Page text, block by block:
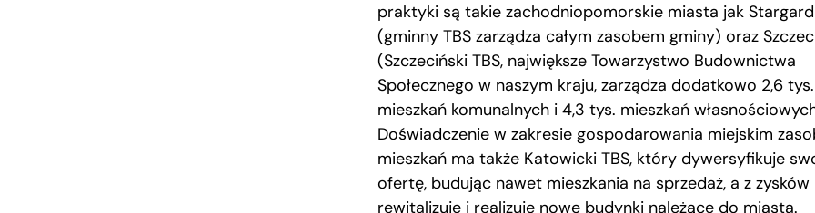
praktyki są takie zachodniopomorskie miasta jak Stargard
(gminny TBS zarządza całym zasobem gminy) oraz
(Szczeciński TBS, największe Towarzystwo Budownictwa
Społecznego w naszym kraju, zarządza dodatkowo 2,6 tys.
mieszkań komunalnych i 4,3 tys. mieszkań
Doświadczenie w zakresie gospodarowania miejskim
mieszkań ma także Katowicki TBS, który dywersyfikuje
ofertę, budując nawet mieszkania na sprzedaż, a z zysków
rewitalizuje i realizuje nowe budynki należące do miasta.